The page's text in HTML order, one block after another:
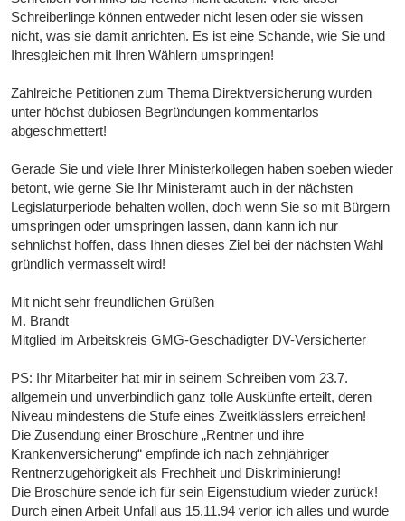
Schreiberlinge können entweder nicht lesen oder sie wissen
nicht, was sie damit anrichten. Es ist eine Schande, wie Sie und
Ihresgleichen mit Ihren Wählern umspringen!
Zahlreiche Petitionen zum Thema Direktversicherung wurden
unter höchst dubiosen Begründungen kommentarlos
abgeschmettert!
Gerade Sie und viele Ihrer Ministerkollegen haben soeben wieder
betont, wie gerne Sie Ihr Ministeramt auch in der nächsten
Legislaturperiode behalten wollen, doch wenn Sie so mit Bürgern
umspringen oder umspringen lassen, dann kann ich nur
sehnlichst hoffen, dass Ihnen dieses Ziel bei der nächsten Wahl
gründlich vermasselt wird!
Mit nicht sehr freundlichen Grüßen
M. Brandt
Mitglied im Arbeitskreis GMG-Geschädigter DV-Versicherter
PS: Ihr Mitarbeiter hat mir in seinem Schreiben vom 23.7.
allgemein und unverbindlich ganz tolle Auskünfte erteilt, deren
Niveau mindestens die Stufe eines Zweitklässlers erreichen!
Die Zusendung einer Broschüre „Rentner und ihre
Krankenversicherung“ empfinde ich nach zehnjähriger
Rentnerzugehörigkeit als Frechheit und Diskriminierung!
Die Broschüre sende ich für sein Eigenstudium wieder zurück!
Durch einen Arbeit Unfall aus 15.11.94 verlor ich alles und wurde